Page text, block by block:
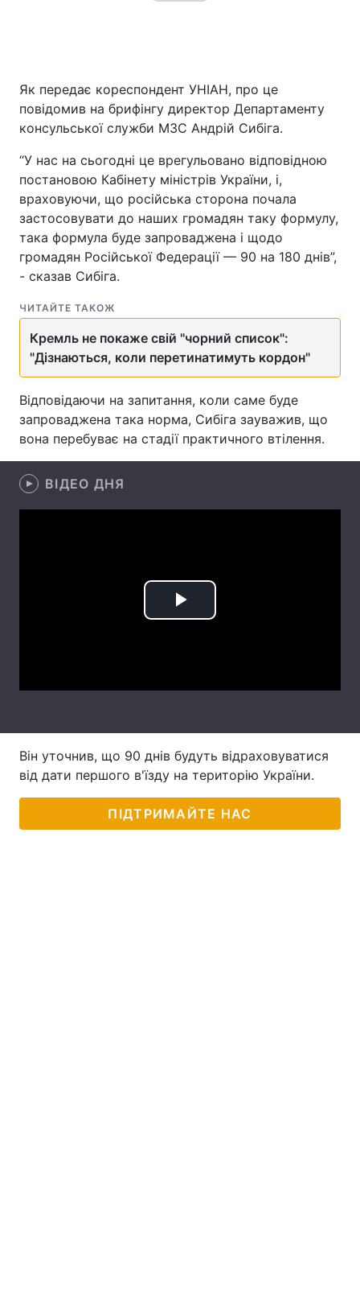
Україна Політика
Економіка Світ
Наука
Техно і зв'язок
Зброя Інциденти
Здоров'я Туризм
Цікавинки
Екологія Регіони
Лонгріди
Відео з Youtube Статті
Вакансії
Тема оформлення
Як передає кореспондент УНІАН, про це
повідомив на брифінгу директор Департаменту
консульської служби МЗС Андрій Сибіга.
“У нас на сьогодні це врегульовано відповідною
постановою Кабінету міністрів України, і,
враховуючи, що російська сторона почала
застосовувати до наших громадян таку формулу,
така формула буде запроваджена і щодо
громадян Російської Федерації — 90 на 180 днів”,
- сказав Сибіга.
ЧИТАЙТЕ ТАКОЖ
Кремль не покаже свій "чорний список":
"Дізнаються, коли перетинатимуть кордон"
Відповідаючи на запитання, коли саме буде
запроваджена така норма, Сибіга зауважив, що
вона перебуває на стадії практичного втілення.
ВІДЕО ДНЯ
Play
Він уточнив, що 90 днів будуть відраховуватися
від дати першого в'їзду на територію України.
ПІДТРИМАЙТЕ НАС